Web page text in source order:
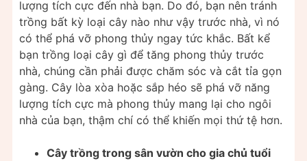
lượng tích cực đến nhà bạn. Do đó, bạn nên tránh
trồng bất kỳ loại cây nào như vậy trước nhà, vì nó
có thể phá vỡ phong thủy ngay tức khắc. Bất kể
bạn trồng loại cây gì để tăng phong thủy trước
nhà, chúng cần phải được chăm sóc và cắt tỉa gọn
gàng. Cây lòa xòa hoặc sắp héo sẽ phá vỡ năng
lượng tích cực mà phong thủy mang lại cho ngôi
nhà của bạn, thậm chí có thể khiến mọi thứ tệ hơn.
Cây trồng trong sân vườn cho gia chủ tuổi